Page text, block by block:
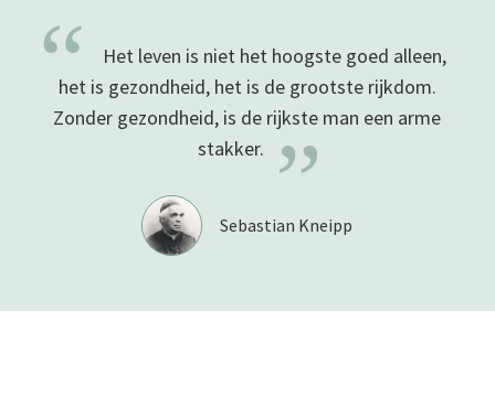
“
Het leven is niet het hoogste goed alleen,
het is gezondheid, het is de grootste rijkdom.
Zonder gezondheid, is de rijkste man een arme
stakker.
”
Sebastian Kneipp